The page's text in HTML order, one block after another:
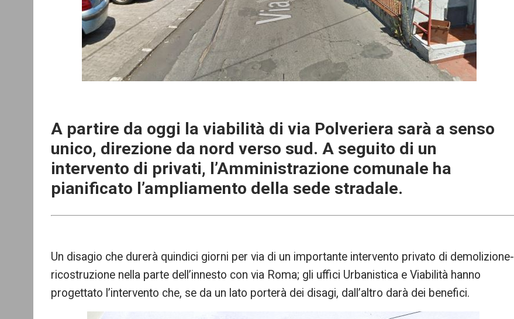
A partire da oggi la viabilità di via Polveriera sarà a senso
unico, direzione da nord verso sud. A seguito di un
intervento di privati, l’Amministrazione comunale ha
pianificato l’ampliamento della sede stradale.
Un disagio che durerà quindici giorni per via di un importante intervento privato di demolizione-
ricostruzione nella parte dell’innesto con via Roma; gli uffici Urbanistica e Viabilità hanno
progettato l’intervento che, se da un lato porterà dei disagi, dall’altro darà dei benefici.